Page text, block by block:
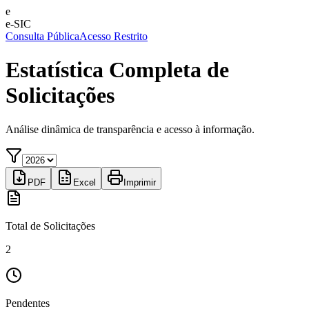
e
e-SIC
Consulta PúblicaAcesso Restrito
Estatística Completa de
Solicitações
Análise dinâmica de transparência e acesso à informação.
PDF Excel Imprimir
Total de Solicitações
2
Pendentes